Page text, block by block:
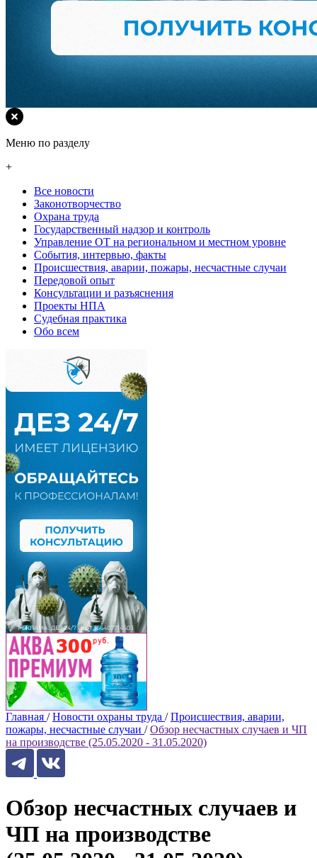
Меню по разделу
+
Все новости
Законотворчество
Охрана труда
Государственный надзор и контроль
Управление ОТ на региональном и местном уровне
События, интервью, факты
Происшествия, аварии, пожары, несчастные случаи
Передовой опыт
Консультации и разъяснения
Проекты НПА
Судебная практика
Обо всем
Главная / Новости охраны труда / Происшествия, аварии,
пожары, несчастные случаи / Обзор несчастных случаев и ЧП
на производстве (25.05.2020 - 31.05.2020)
Обзор несчастных случаев и
ЧП на производстве